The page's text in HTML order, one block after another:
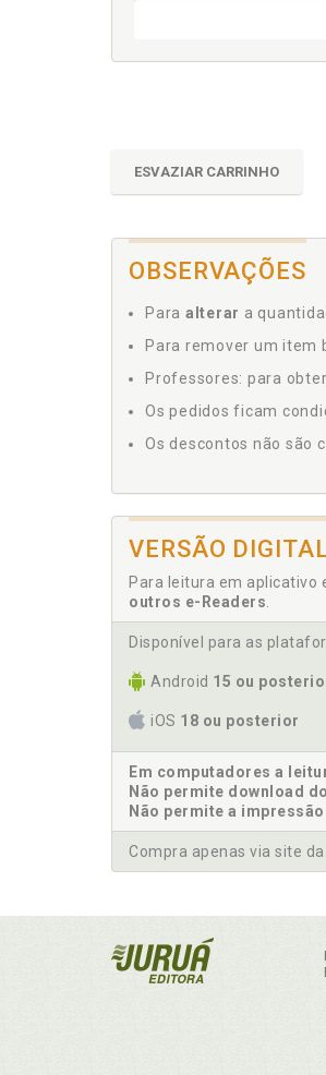
ESVAZIAR CARRINHO
OBSERVAÇÕES
Para alterar a
Para remover um item
Professores: para
Os pedidos ficam
Os descontos não são
VERSÃO
Para leitura em aplicativo
outros e-Readers
Disponível para as
Android 15 ou
iOS 18 ou posterior
Em computadores a
Não permite download
Não permite a
Compra apenas via site